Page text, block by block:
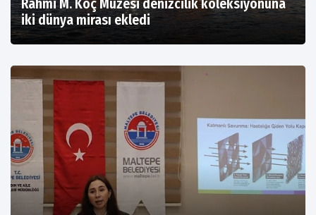
Rahmi M. Koç Müzesi denizcilik koleksiyonuna
iki dünya mirası ekledi